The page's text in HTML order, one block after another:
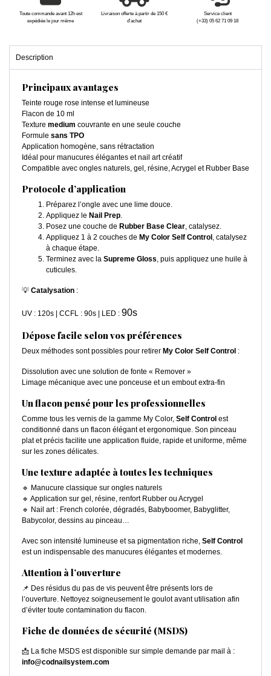
Toute commande avant 12h est
expédiée le jour même
Livraison offerte à partir de 150 €
d'achat
Service client
(+33) 05 62 71 09 18
Description
Principaux avantages
Teinte rouge rose intense et lumineuse
Flacon de 10 ml
Texture medium couvrante en une seule couche
Formule sans TPO
Application homogène, sans rétractation
Idéal pour manucures élégantes et nail art créatif
Compatible avec ongles naturels, gel, résine, Acrygel et Rubber Base
Protocole d’application
Préparez l’ongle avec une lime douce.
Appliquez le Nail Prep.
Posez une couche de Rubber Base Clear, catalysez.
Appliquez 1 à 2 couches de My Color Self Control , catalysez
à chaque étape.
Terminez avec la Supreme Gloss, puis appliquez une huile à
cuticules.
💡 Catalysation :
UV : 120s | CCFL : 90s | LED : 90s
Dépose facile selon vos préférences
Deux méthodes sont possibles pour retirer My Color Self Control :
Dissolution avec une solution de fonte « Remover »
Limage mécanique avec une ponceuse et un embout extra-fin
Un flacon pensé pour les professionnelles
Comme tous les vernis de la gamme My Color, Self Control est
conditionné dans un flacon élégant et ergonomique. Son pinceau
plat et précis facilite une application fluide, rapide et uniforme, même
sur les zones délicates.
Une texture adaptée à toutes les techniques
🔹 Manucure classique sur ongles naturels
🔹 Application sur gel, résine, renfort Rubber ou Acrygel
🔹 Nail art : French colorée, dégradés, Babyboomer, Babyglitter,
Babycolor, dessins au pinceau…
Avec son intensité lumineuse et sa pigmentation riche, Self Control
est un indispensable des manucures élégantes et modernes.
Attention à l’ouverture
📌 Des résidus du pas de vis peuvent être présents lors de
l’ouverture. Nettoyez soigneusement le goulot avant utilisation afin
d’éviter toute contamination du flacon.
Fiche de données de sécurité (MSDS)
📩 La fiche MSDS est disponible sur simple demande par mail à :
info@codnailsystem.com